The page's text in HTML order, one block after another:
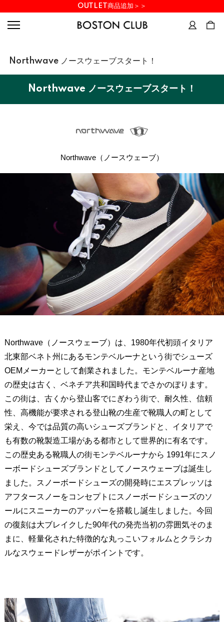
OUTLET商品追加＞＞
Northwave ノースウェーブスタート！
Northwave ノースウェーブスタート！
Northwave（ノースウェーブ）
Northwave（ノースウェーブ）は、1980年代初頭イタリア
北東部ベネト州にあるモンテベルーナという街でシューズ
OEMメーカーとして創業されました。モンテベルーナ産地
の歴史は古く、ベネチア共和国時代までさかのぼります。
この街は、古くから登山客でにぎわう街で、耐久性、信頼
性、高機能が要求される登山靴の生産で靴職人の町として
栄え、今では品質の高いシューズブランドと、イタリアで
も有数の靴製造工場がある都市として世界的に有名です。
この歴史ある靴職人の街モンテベルーナから 1991年にスノ
ーボードシューズブランドとしてノースウェーブは誕生し
ました。スノーボードシューズの開発時にエスプレッソは
アフタースノーをコンセプトにスノーボードシューズのソ
ールにスニーカーのアッパーを搭載し誕生しました。今回
の復刻は大ブレイクした90年代の発売当初の雰囲気そのま
まに、軽量化された特徴的な丸っこいフォルムとクラシカ
ルなスウェードレザーがポイントです。